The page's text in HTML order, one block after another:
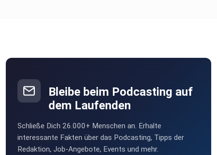
Bleibe beim Podcasting auf
dem Laufenden
Schließe Dich 26.000+ Menschen an. Erhalte
interessante Fakten über das Podcasting, Tipps der
Redaktion, Job-Angebote, Events und mehr.